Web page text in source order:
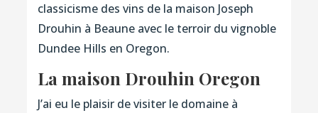
classicisme des vins de la maison Joseph
Drouhin à Beaune avec le terroir du vignoble
Dundee Hills en Oregon.
La maison Drouhin Oregon
J’ai eu le plaisir de visiter le domaine à